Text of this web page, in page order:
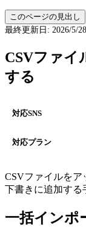
このページの見出し
最終更新日: 2026/5/28
CSVファイ
する
対応SNS
対応プラン
CSVファイルを
下書きに追加する
一括インポ